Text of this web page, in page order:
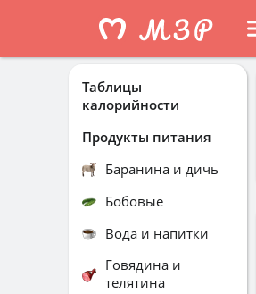
Таблицы
калорийности
Продукты питания
Баранина и дичь
Бобовые
Вода и напитки
Говядина и
телятина